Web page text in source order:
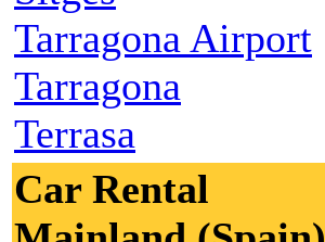
Tarragona Airport
Tarragona
Terrasa
Car Rental